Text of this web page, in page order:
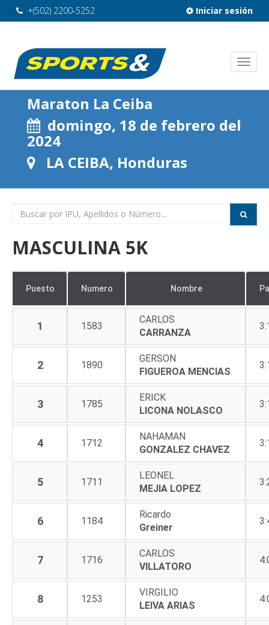
Iniciar sesión
+(502) 2200-5252
Maraton La Ceiba
domingo, 18 de febrero del
2024
LA CEIBA, Honduras
MASCULINA 5K
Puesto Numero Nombre
1 1583
CARLOS
CARRANZA
2 1890
GERSON
FIGUEROA MENCIAS
3 1785
ERICK
LICONA NOLASCO
4 1712
NAHAMAN
GONZALEZ CHAVEZ
5 1711
LEONEL
MEJIA LOPEZ
6 1184
Ricardo
Greiner
7 1716
CARLOS
VILLATORO
8 1253
VIRGILIO
LEIVA ARIAS